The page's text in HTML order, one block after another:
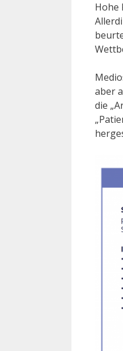
Hohe
aber
die